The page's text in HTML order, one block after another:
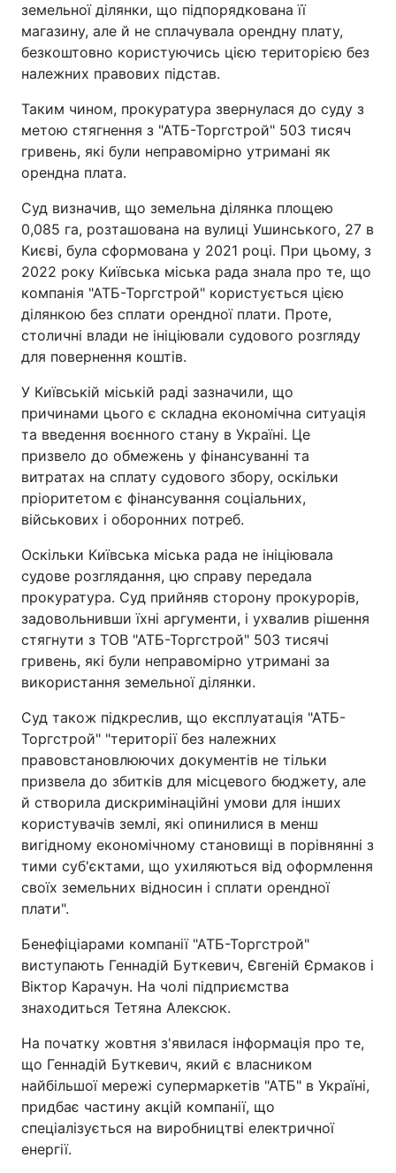
земельної ділянки, що підпорядкована її
магазину, але й не сплачувала орендну плату,
безкоштовно користуючись цією територією без
належних правових підстав.
Таким чином, прокуратура звернулася до суду з
метою стягнення з "АТБ-Торгстрой" 503 тисяч
гривень, які були неправомірно утримані як
орендна плата.
Суд визначив, що земельна ділянка площею
0,085 га, розташована на вулиці Ушинського, 27 в
Києві, була сформована у 2021 році. При цьому, з
2022 року Київська міська рада знала про те, що
компанія "АТБ-Торгстрой" користується цією
ділянкою без сплати орендної плати. Проте,
столичні влади не ініціювали судового розгляду
для повернення коштів.
У Київській міській раді зазначили, що
причинами цього є складна економічна ситуація
та введення воєнного стану в Україні. Це
призвело до обмежень у фінансуванні та
витратах на сплату судового збору, оскільки
пріоритетом є фінансування соціальних,
військових і оборонних потреб.
Оскільки Київська міська рада не ініціювала
судове розглядання, цю справу передала
прокуратура. Суд прийняв сторону прокурорів,
задовольнивши їхні аргументи, і ухвалив рішення
стягнути з ТОВ "АТБ-Торгстрой" 503 тисячі
гривень, які були неправомірно утримані за
використання земельної ділянки.
Суд також підкреслив, що експлуатація "АТБ-
Торгстрой" "території без належних
правовстановлюючих документів не тільки
призвела до збитків для місцевого бюджету, але
й створила дискримінаційні умови для інших
користувачів землі, які опинилися в менш
вигідному економічному становищі в порівнянні з
тими суб'єктами, що ухиляються від оформлення
своїх земельних відносин і сплати орендної
плати".
Бенефіціарами компанії "АТБ-Торгстрой"
виступають Геннадій Буткевич, Євгеній Єрмаков і
Віктор Карачун. На чолі підприємства
знаходиться Тетяна Алексюк.
На початку жовтня з'явилася інформація про те,
що Геннадій Буткевич, який є власником
найбільшої мережі супермаркетів "АТБ" в Україні,
придбає частину акцій компанії, що
спеціалізується на виробництві електричної
енергії.